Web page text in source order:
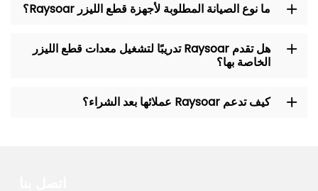
ما نوع الصيانة المطلوبة لأجهزة قطع الليزر Raysoar؟
هل تقدم Raysoar تدريبًا لتشغيل معدات قطع الليزر
الخاصة بها؟
كيف تدعم Raysoar عملائها بعد الشراء؟